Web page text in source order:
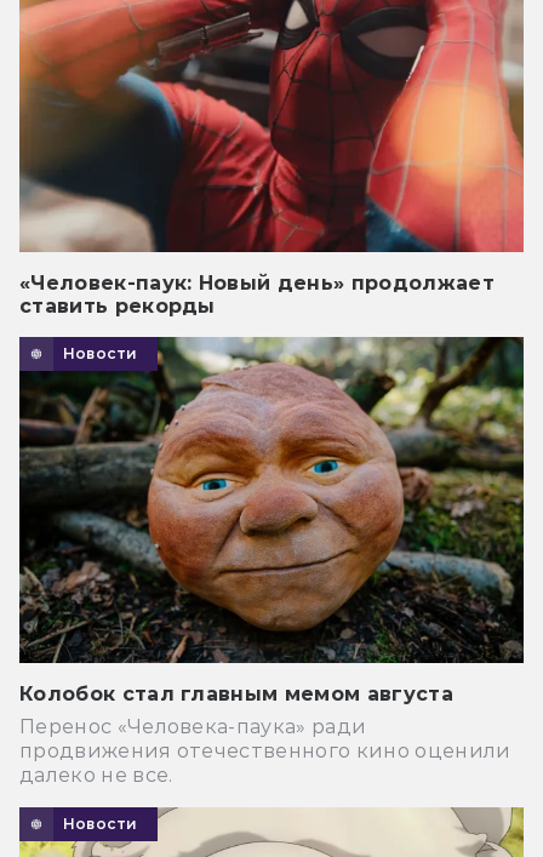
«Человек-паук: Новый день» продолжает
ставить рекорды
Новости
Колобок стал главным мемом августа
Перенос «Человека-паука» ради
продвижения отечественного кино оценили
далеко не все.
Новости